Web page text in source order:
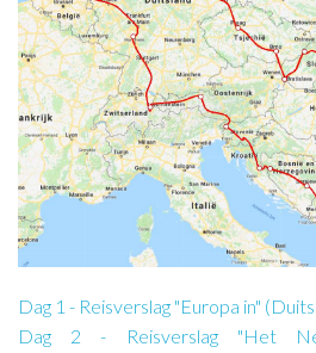
Dag 1 - Reisverslag "Europa in"
Dag 2 - Reisverslag "Het